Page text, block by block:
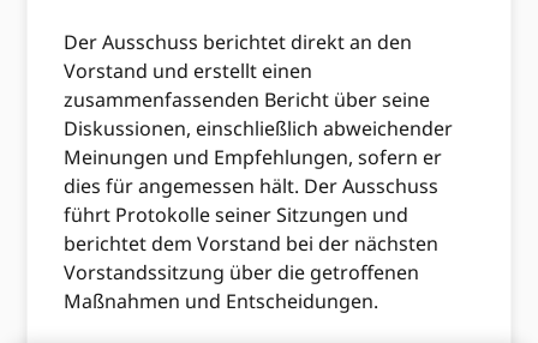
Der Ausschuss berichtet direkt an den
Vorstand und erstellt einen
zusammenfassenden Bericht über seine
Diskussionen, einschließlich abweichender
Meinungen und Empfehlungen, sofern er
dies für angemessen hält. Der Ausschuss
führt Protokolle seiner Sitzungen und
berichtet dem Vorstand bei der nächsten
Vorstandssitzung über die getroffenen
Maßnahmen und Entscheidungen.